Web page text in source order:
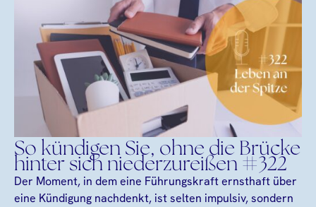
So kündigen Sie, ohne die Brücke
hinter sich niederzureißen #322
Der Moment, in dem eine Führungskraft ernsthaft über
eine Kündigung nachdenkt, ist selten impulsiv, sondern